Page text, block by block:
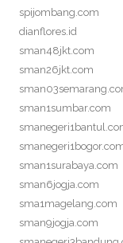
spijombang.com
dianflores.id
sman48jkt.com
sman26jkt.com
sman1sumbar.com
sman1surabaya.com
sman6jogja.com
sma1magelang.com
sman9jogja.com